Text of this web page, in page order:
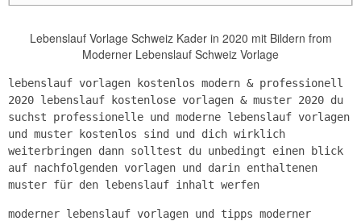
Lebenslauf Vorlage Schweiz Kader in 2020 mit Bildern from
Moderner Lebenslauf Schweiz Vorlage
lebenslauf vorlagen kostenlos modern & professionell
2020 lebenslauf kostenlose vorlagen & muster 2020 du
suchst professionelle und moderne lebenslauf vorlagen
und muster kostenlos sind und dich wirklich
weiterbringen dann solltest du unbedingt einen blick
auf nachfolgenden vorlagen und darin enthaltenen
muster für den lebenslauf inhalt werfen
moderner lebenslauf vorlagen und tipps moderner